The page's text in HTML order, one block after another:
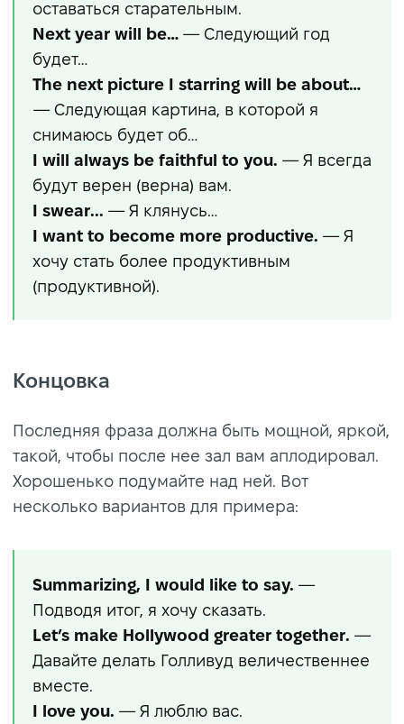
оставаться старательным.
Next year will be… — Следующий год
будет…
The next picture I starring will be about…
— Следующая картина, в которой я
снимаюсь будет об…
I will always be faithful to you. — Я всегда
будут верен (верна) вам.
I swear... — Я клянусь…
I want to become more productive. — Я
хочу стать более продуктивным
(продуктивной).
Концовка
Последняя фраза должна быть мощной, яркой,
такой, чтобы после нее зал вам аплодировал.
Хорошенько подумайте над ней. Вот
несколько вариантов для примера:
Summarizing, I would like to say. —
Подводя итог, я хочу сказать.
Let’s make Hollywood greater together. —
Давайте делать Голливуд величественнее
вместе.
I love you. — Я люблю вас.